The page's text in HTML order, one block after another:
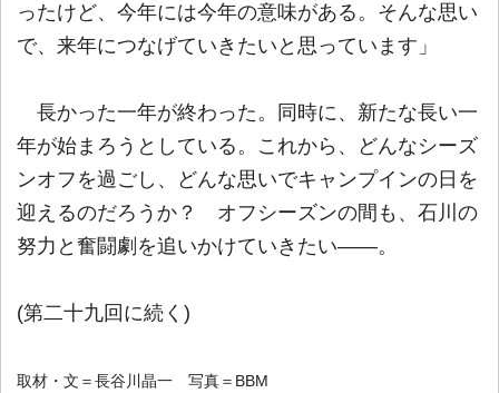
ったけど、今年には今年の意味がある。そんな思い
で、来年につなげていきたいと思っています」
長かった一年が終わった。同時に、新たな長い一
年が始まろうとしている。これから、どんなシーズ
ンオフを過ごし、どんな思いでキャンプインの日を
迎えるのだろうか？ オフシーズンの間も、石川の
努力と奮闘劇を追いかけていきたい――。
(第二十九回に続く)
取材・文＝長谷川晶一 写真＝BBM